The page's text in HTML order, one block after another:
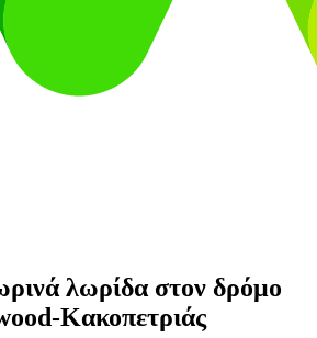
λωρίδα στον δρόμο
Κακοπετριάς